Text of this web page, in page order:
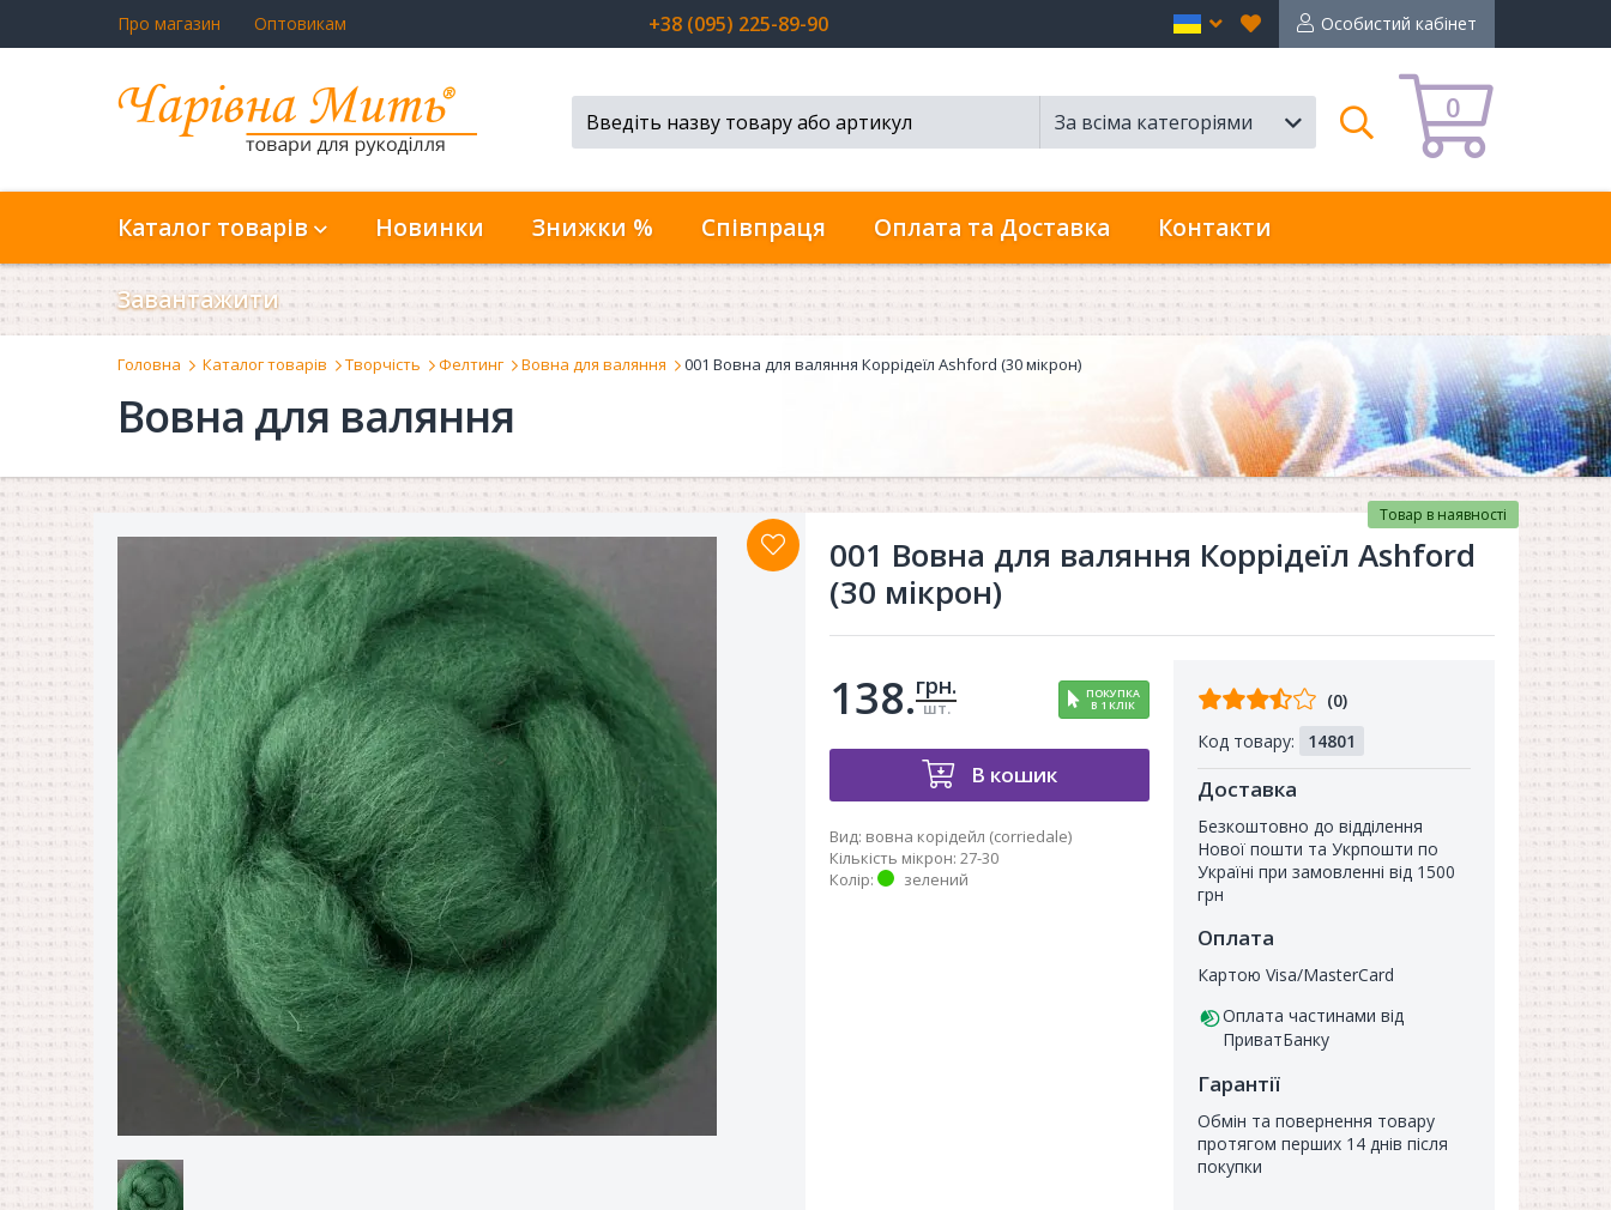
Про магазин Оптовикам +38 (095) 225-89-90 Особистий кабінет
Вибране
en
0
За всіма категоріями
Пошук
Каталог товарів Новинки Знижки % Співпраця Оплата та Доставка Контакти
Завантажити
Головна Каталог товарів Творчість Фелтинг Вовна для валяння 001 Вовна для валяння Коррідеїл Ashford (30 мікрон)
Вовна для валяння
001 Вовна для валяння Коррідеїл Ashford
(30 мікрон)
Товар в наявності
138.грн.
шт.
ПОКУПКА
В 1 КЛІК
В кошик
Вид: вовна корідейл (corriedale)
Кількість мікрон: 27-30
Колір: зелений
Відгуків
покупців
(0)
Код товару:
14801
Доставка
Безкоштовно до відділення
Нової пошти та Укрпошти по
Україні при замовленні від 1500
грн
Оплата
Картою Visa/MasterCard
Оплата частинами від
ПриватБанку
Гарантії
Обмін та повернення товару
протягом перших 14 днів після
покупки